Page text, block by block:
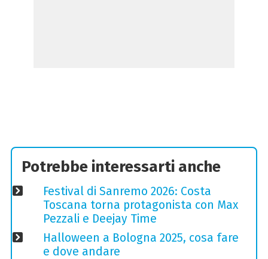
Potrebbe interessarti anche
Festival di Sanremo 2026: Costa
Toscana torna protagonista con Max
Pezzali e Deejay Time
Halloween a Bologna 2025, cosa fare
e dove andare